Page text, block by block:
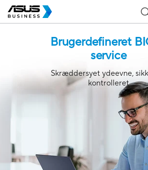
Brugerdefineret
service
Skræddersyet ydeevne,
kontrolleret